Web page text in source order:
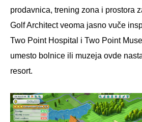
prodavnica, trening zona i prostora
Golf Architect veoma jasno vuče
Two Point Hospital i Two Point
umesto bolnice ili muzeja ovde
resort.